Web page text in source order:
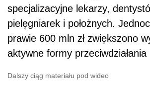
specjalizacyjne lekarzy,
pielęgniarek i położnych.
prawie 600 mln zł zwiększono
aktywne formy przeciwdziałania
Dalszy ciąg materiału pod wideo